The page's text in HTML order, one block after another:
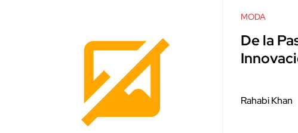
MODA
De la
Rahabi Khan